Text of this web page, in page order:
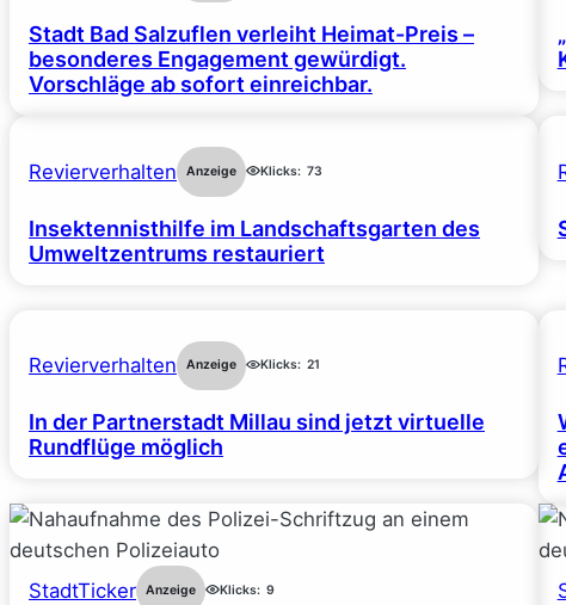
Stadt Bad Salzuflen verleiht Heimat-Preis –
besonderes Engagement gewürdigt.
Vorschläge ab sofort einreichbar.
Revierverhalten Anzeige Klicks: 73
Insektennisthilfe im Landschaftsgarten des
Umweltzentrums restauriert
Revierverhalten Anzeige Klicks: 21
In der Partnerstadt Millau sind jetzt virtuelle
Rundflüge möglich
StadtTicker Anzeige Klicks: 9